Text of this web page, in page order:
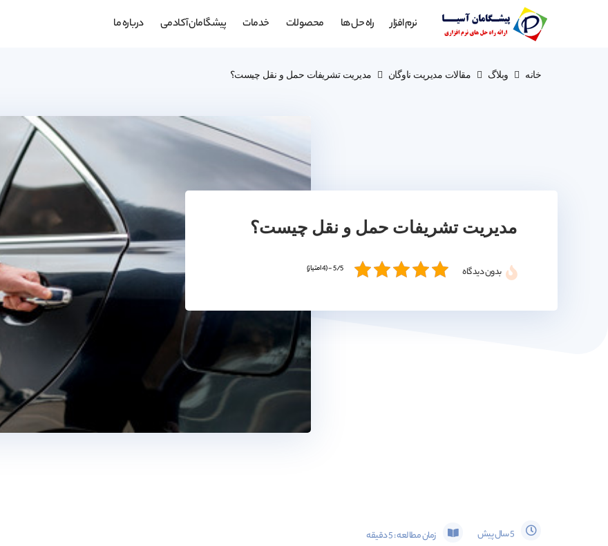
نرم افزار راه حل ها محصولات خدمات پیشگامان آکادمی درباره ما
خانه وبلاگ مقالات مدیریت ناوگان مدیریت تشریفات حمل و نقل چیست؟
مدیریت تشریفات حمل و نقل چیست؟
بدون دیدگاه 5/5 - (4 امتیاز)
5 سال پیش زمان مطالعه :5دقیقه